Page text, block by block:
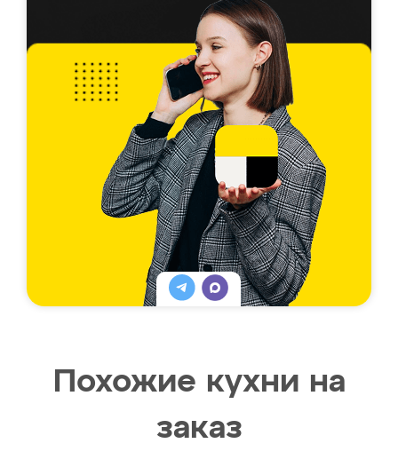
Похожие кухни на
заказ